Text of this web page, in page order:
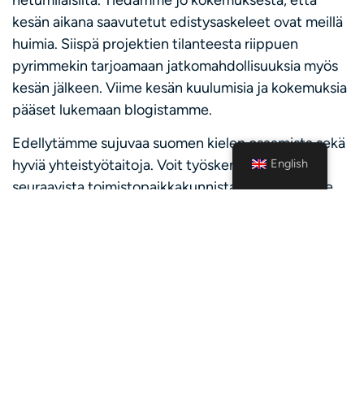
kesän aikana saavutetut edistysaskeleet ovat meillä
huimia. Siispä projektien tilanteesta riippuen
pyrimmekin tarjoamaan jatkomahdollisuuksia myös
kesän jälkeen. Viime kesän kuulumisia ja kokemuksia
pääset lukemaan blogistamme.
Edellytämme sujuvaa suomen kielen osaamista sekä
hyviä yhteistyötaitoja. Voit työskennellä jollain
seuraavista toimistopaikkakunnistamme: Tampere,
English